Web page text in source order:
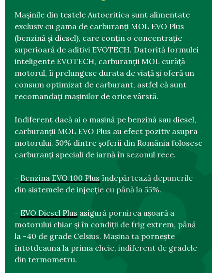
Mașinile din testele Autocritica sunt alimentate
exclusiv cu gama de carburanți MOL EVO Plus
(benzină și diesel), care conțin o concentrație
superioară de aditivi EVOTECH. Datorită formulei
inteligente EVOTECH, carburanții MOL curăță
motorul, îi prelungesc durata de viață și oferă un
consum optimizat de carburant, astfel că sunt
recomandați mașinilor de orice vârstă.
Indiferent dacă ai o mașină pe benzină sau diesel,
carburanții MOL EVO Plus au efect pozitiv asupra
motorului. 50% dintre șoferii din România folosesc
carburanți speciali de iarnă în sezonul rece.
- Benzina EVO 100 Plus îndepărtează depunerile
din sistemele de injecție cu până la 55%.
- EVO Diesel Plus asigură pornirea ușoară a
motorului chiar și în condiții de frig extrem, până
la -40 de grade Celsius. Mașina ta pornește
întotdeauna la prima cheie, indiferent de gradele
din termometru.